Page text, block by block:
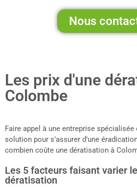
Nous
Les prix d'une
Colombe
Faire appel à une entreprise
solution pour s’assurer d’une
combien coûte une dératisation à
Les 5 facteurs faisant varier
dératisation